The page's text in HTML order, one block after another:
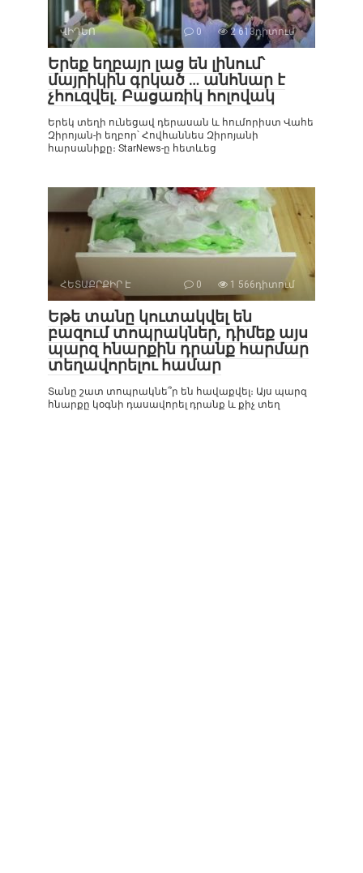
ՎԻԴԵՈ 0 2 613դիտում
Երեք եղբայր լաց են լինում՝
մայրիկին գրկած … անհնար է
չհուզվել. Բացառիկ հոլովակ
Երեկ տեղի ունեցավ դերասան և հումորիստ Վահե
Զիրոյան-ի եղբոր՝ Հովհաննես Զիրոյանի
հարսանիքը։ StarNews-ը հետևեց
ՀԵՏԱՔՐՔԻՐ Է 0 1 566դիտում
Եթե տանը կուտակվել են
բազում տոպրակներ, դիմեք այս
պարզ հնարքին դրանք հարմար
տեղավորելու համար
Տանը շատ տոպրակնե՞ր են հավաքվել։ Այս պարզ
հնարքը կօգնի դասավորել դրանք և քիչ տեղ